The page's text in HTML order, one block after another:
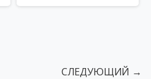
СЛЕДУЮЩИЙ →